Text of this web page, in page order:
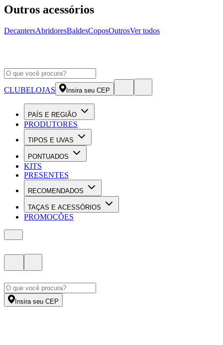
Outros acessórios
DecantersAbridoresBaldesCoposOutrosVer todos
CLUBELOJAS Insira seu CEP
PAÍS E REGIÃO
PRODUTORES
TIPOS E UVAS
PONTUADOS
KITS
PRESENTES
RECOMENDADOS
TAÇAS E ACESSÓRIOS
PROMOÇÕES
Insira seu CEP